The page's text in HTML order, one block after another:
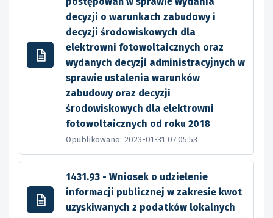
decyzji o warunkach zabudowy i
decyzji środowiskowych dla
elektrowni fotowoltaicznych oraz
wydanych decyzji administracyjnych w
sprawie ustalenia warunków
zabudowy oraz decyzji
środowiskowych dla elektrowni
fotowoltaicznych od roku 2018
Opublikowano: 2023-01-31 07:05:53
1431.93 - Wniosek o udzielenie
informacji publicznej w zakresie kwot
uzyskiwanych z podatków lokalnych